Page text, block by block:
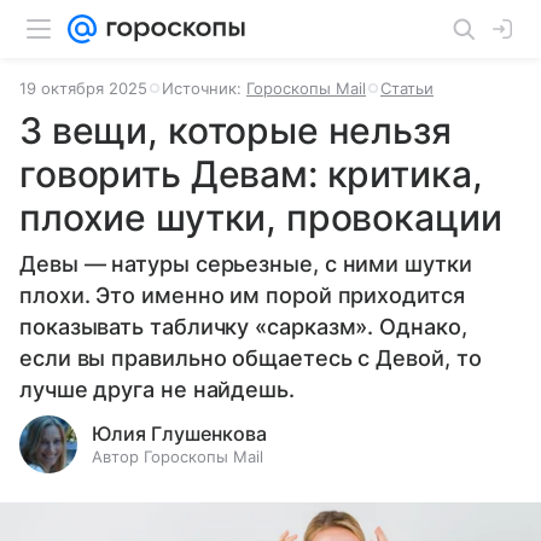
19 октября 2025 Источник: Гороскопы Mail Статьи
3 вещи, которые нельзя
говорить Девам: критика,
плохие шутки, провокации
Девы — натуры серьезные, с ними шутки
плохи. Это именно им порой приходится
показывать табличку «сарказм». Однако,
если вы правильно общаетесь с Девой, то
лучше друга не найдешь.
Юлия Глушенкова
Автор Гороскопы Mail